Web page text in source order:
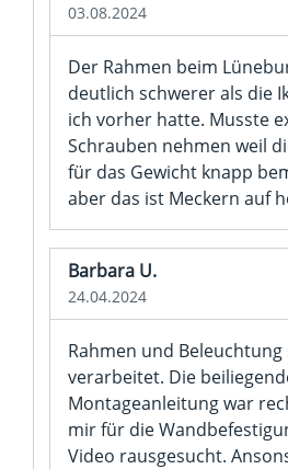
03.08.2024
Der Rahmen beim
deutlich schwerer als die
ich vorher hatte. Musste
Schrauben nehmen weil
für das Gewicht knapp
aber das ist Meckern auf
Barbara U.
24.04.2024
Rahmen und
verarbeitet. Die
Montageanleitung war
mir für die
Video rausgesucht.